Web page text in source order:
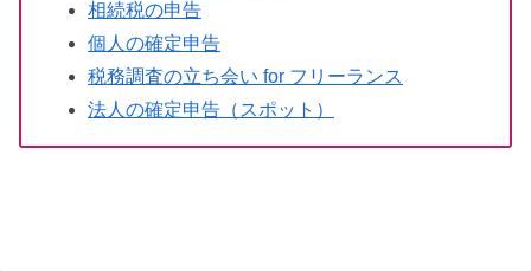
相続税の申告
個人の確定申告
税務調査の立ち会い for フリーランス
法人の確定申告（スポット）